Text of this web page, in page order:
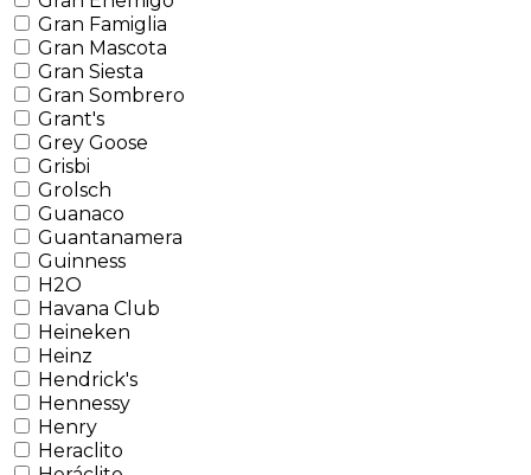
Gran Famiglia
Gran Mascota
Gran Siesta
Gran Sombrero
Grant's
Grey Goose
Grisbi
Grolsch
Guanaco
Guantanamera
Guinness
H2O
Havana Club
Heineken
Heinz
Hendrick's
Hennessy
Henry
Heraclito